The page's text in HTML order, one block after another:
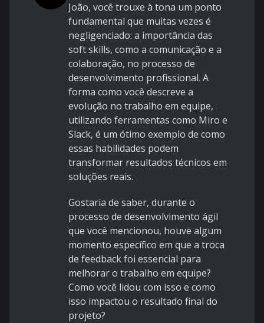
João, você trouxe à tona um ponto
fundamental que muitas vezes é
negligenciado: a importância das
soft skills, como a comunicação e a
colaboração, no processo de
desenvolvimento profissional. A
forma como você descreve a
evolução no trabalho em equipe,
utilizando ferramentas como Miro e
Slack, é um ótimo exemplo de como
essas habilidades podem
transformar resultados técnicos em
soluções reais.
Gostaria de saber, durante o
processo de desenvolvimento ágil
que você mencionou, houve algum
momento específico em que a troca
de feedback foi essencial para
melhorar o trabalho em equipe?
Como você lidou com isso e como
isso impactou o resultado final do
projeto?